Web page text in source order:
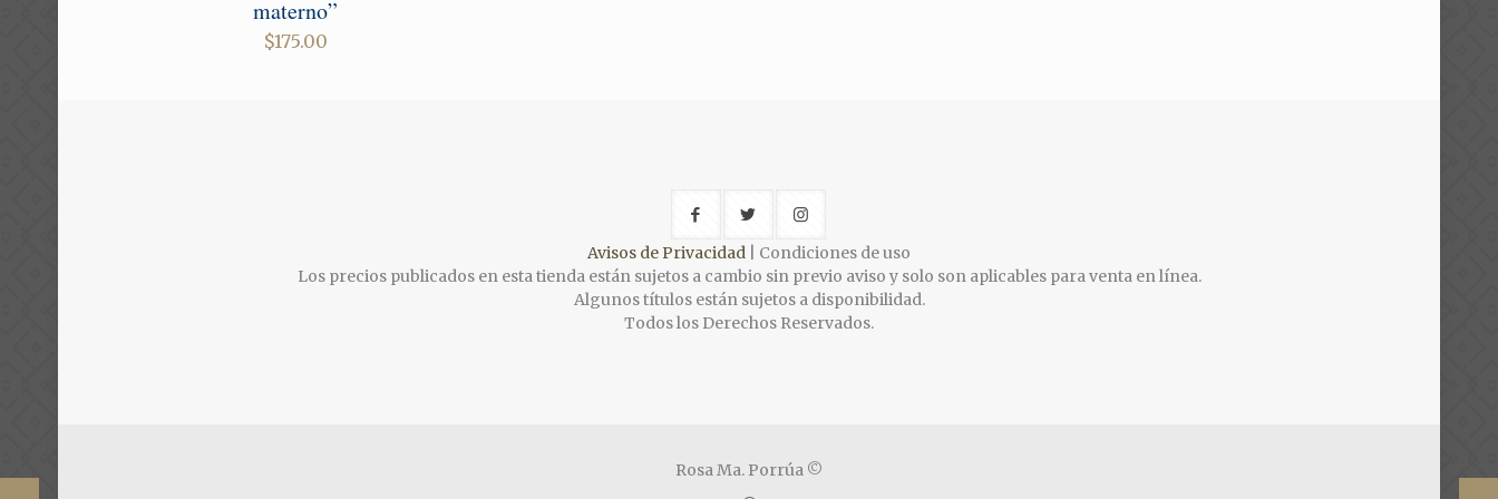
materno”
$175.00
Avisos de Privacidad | Condiciones de uso
Los precios publicados en esta tienda están sujetos a cambio sin previo aviso y solo son aplicables para venta en línea.
Algunos títulos están sujetos a disponibilidad.
Todos los Derechos Reservados.
Rosa Ma. Porrúa ©